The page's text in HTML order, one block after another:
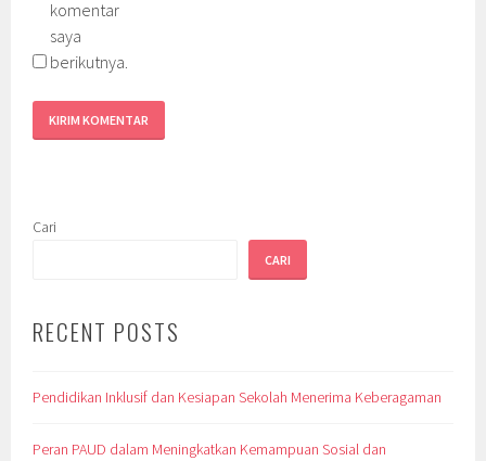
komentar
saya
berikutnya.
Cari
CARI
RECENT POSTS
Pendidikan Inklusif dan Kesiapan Sekolah Menerima Keberagaman
Peran PAUD dalam Meningkatkan Kemampuan Sosial dan